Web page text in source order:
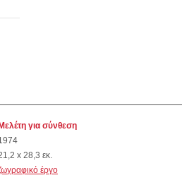
Μελέτη για σύνθεση
x 28,3 εκ.
έργο